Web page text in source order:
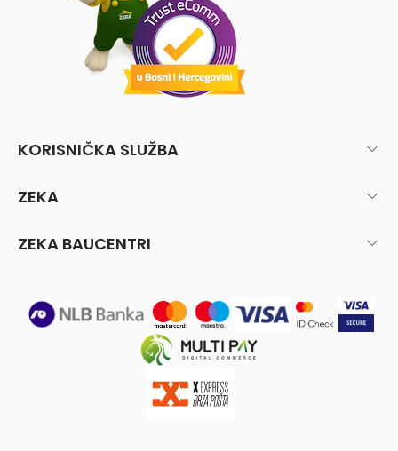
KORISNIČKA SLUŽBA
ZEKA
ZEKA BAUCENTRI